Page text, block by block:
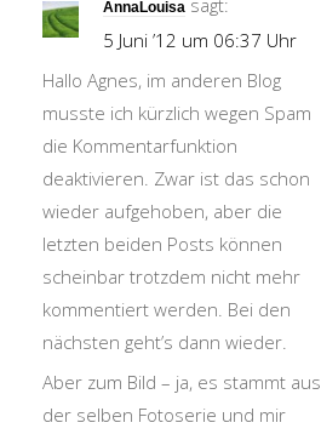
AnnaLouisa sagt:
5 Juni ’12 um 06:37 Uhr
Hallo Agnes, im anderen Blog
musste ich kürzlich wegen Spam
die Kommentarfunktion
deaktivieren. Zwar ist das schon
wieder aufgehoben, aber die
letzten beiden Posts können
scheinbar trotzdem nicht mehr
kommentiert werden. Bei den
nächsten geht’s dann wieder.
Aber zum Bild – ja, es stammt aus
der selben Fotoserie und mir